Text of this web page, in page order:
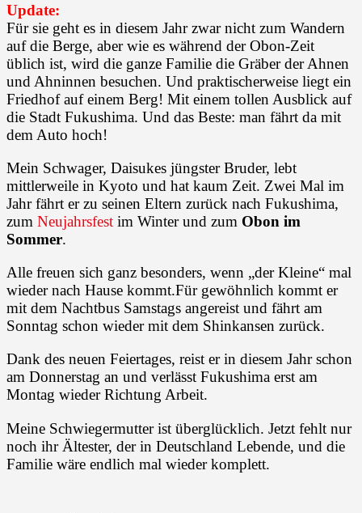
Update:
Für sie geht es in diesem Jahr zwar nicht zum Wandern
auf die Berge, aber wie es während der Obon-Zeit
üblich ist, wird die ganze Familie die Gräber der Ahnen
und Ahninnen besuchen. Und praktischerweise liegt ein
Friedhof auf einem Berg! Mit einem tollen Ausblick auf
die Stadt Fukushima. Und das Beste: man fährt da mit
dem Auto hoch!
Mein Schwager, Daisukes jüngster Bruder, lebt
mittlerweile in Kyoto und hat kaum Zeit. Zwei Mal im
Jahr fährt er zu seinen Eltern zurück nach Fukushima,
zum Neujahrsfest im Winter und zum Obon im
Sommer.
Alle freuen sich ganz besonders, wenn „der Kleine“ mal
wieder nach Hause kommt.Für gewöhnlich kommt er
mit dem Nachtbus Samstags angereist und fährt am
Sonntag schon wieder mit dem Shinkansen zurück.
Dank des neuen Feiertages, reist er in diesem Jahr schon
am Donnerstag an und verlässt Fukushima erst am
Montag wieder Richtung Arbeit.
Meine Schwiegermutter ist überglücklich. Jetzt fehlt nur
noch ihr Ältester, der in Deutschland Lebende, und die
Familie wäre endlich mal wieder komplett.